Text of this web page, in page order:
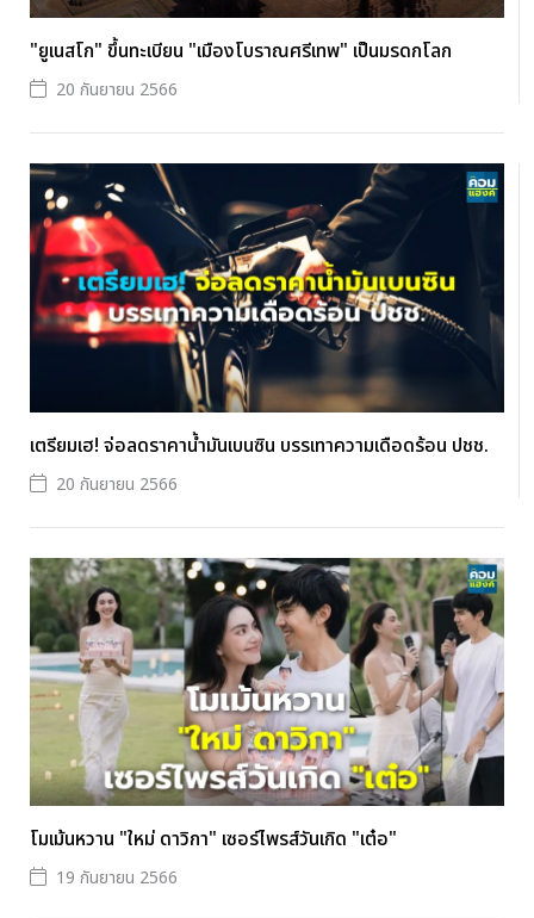
"ยูเนสโก" ขึ้นทะเบียน "เมืองโบราณศรีเทพ" เป็นมรดกโลก
20 กันยายน 2566
เตรียมเฮ! จ่อลดราคาน้ำมันเบนซิน บรรเทาความเดือดร้อน ปชช.
20 กันยายน 2566
โมเม้นหวาน "ใหม่ ดาวิกา" เซอร์ไพรส์วันเกิด "เต๋อ"
19 กันยายน 2566